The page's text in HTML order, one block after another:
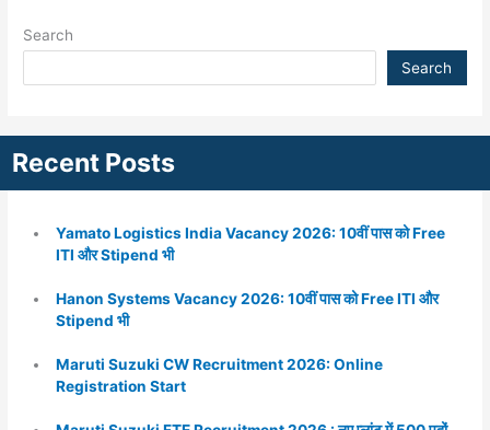
Search
Search
Recent Posts
Yamato Logistics India Vacancy 2026: 10वीं पास को Free
ITI और Stipend भी
Hanon Systems Vacancy 2026: 10वीं पास को Free ITI और
Stipend भी
Maruti Suzuki CW Recruitment 2026: Online
Registration Start